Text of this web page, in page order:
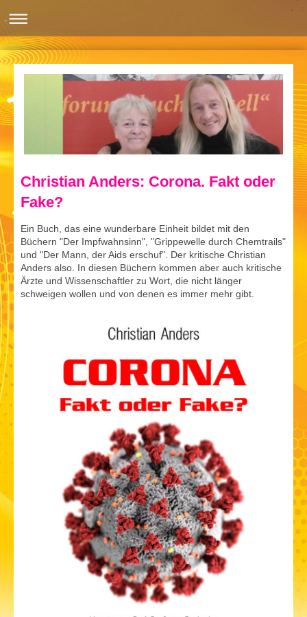
Christian Anders: Corona. Fakt oder
Fake?
Ein Buch, das eine wunderbare Einheit bildet mit den
Büchern "Der Impfwahnsinn", "Grippewelle durch Chemtrails"
und "Der Mann, der Aids erschuf". Der kritische Christian
Anders also. In diesen Büchern kommen aber auch kritische
Ärzte und Wissenschaftler zu Wort, die nicht länger
schweigen wollen und von denen es immer mehr gibt.